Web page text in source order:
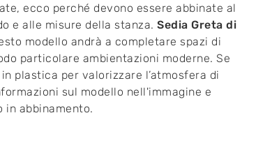
ecco perché devono essere abbinate al
e alle misure della stanza. Sedia Greta di
modello andrà a completare spazi di
particolare ambientazioni moderne. Se
plastica per valorizzare l’atmosfera di
sul modello nell'immagine e
in abbinamento.